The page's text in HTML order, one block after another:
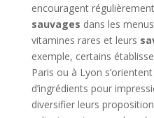
encouragent
sauvages dans les
vitamines rares et leurs
exemple, certains
Paris ou à Lyon
d’ingrédients pour
diversifier leurs